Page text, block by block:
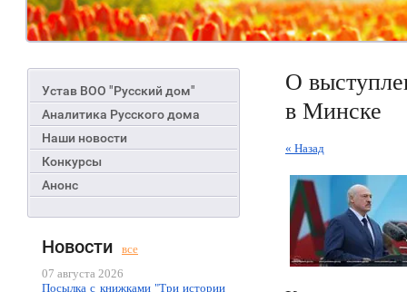
Устав ВОО "Русский дом"
Аналитика Русского дома
Наши новости
Конкурсы
Анонс
Новости
все
07 августа 2026
Посылка с книжками "Три истории
О
в Минске
« Назад